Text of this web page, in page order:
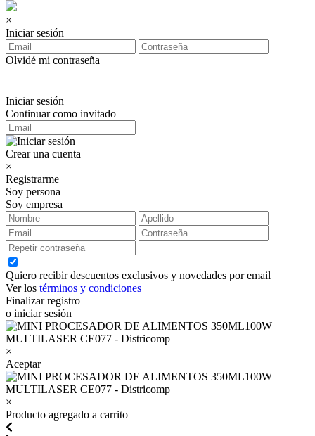
×
Iniciar sesión
Olvidé mi contraseña
Iniciar sesión
Continuar como invitado
Crear una cuenta
×
Registrarme
Soy persona
Soy empresa
Quiero recibir descuentos exclusivos y novedades por email
Ver los términos y condiciones
Finalizar registro
o iniciar sesión
×
Aceptar
×
Producto agregado a carrito